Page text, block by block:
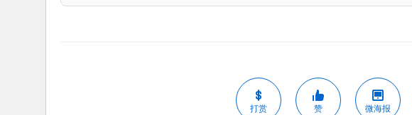
打赏 赞 微海报